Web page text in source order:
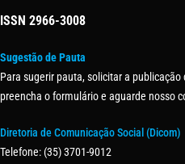
ISSN 2966-3008
Sugestão de Pauta
Para sugerir pauta, solicitar a
preencha o formulário e aguarde nosso
Diretoria de Comunicação Social (Dicom)
Telefone: (35) 3701-9012